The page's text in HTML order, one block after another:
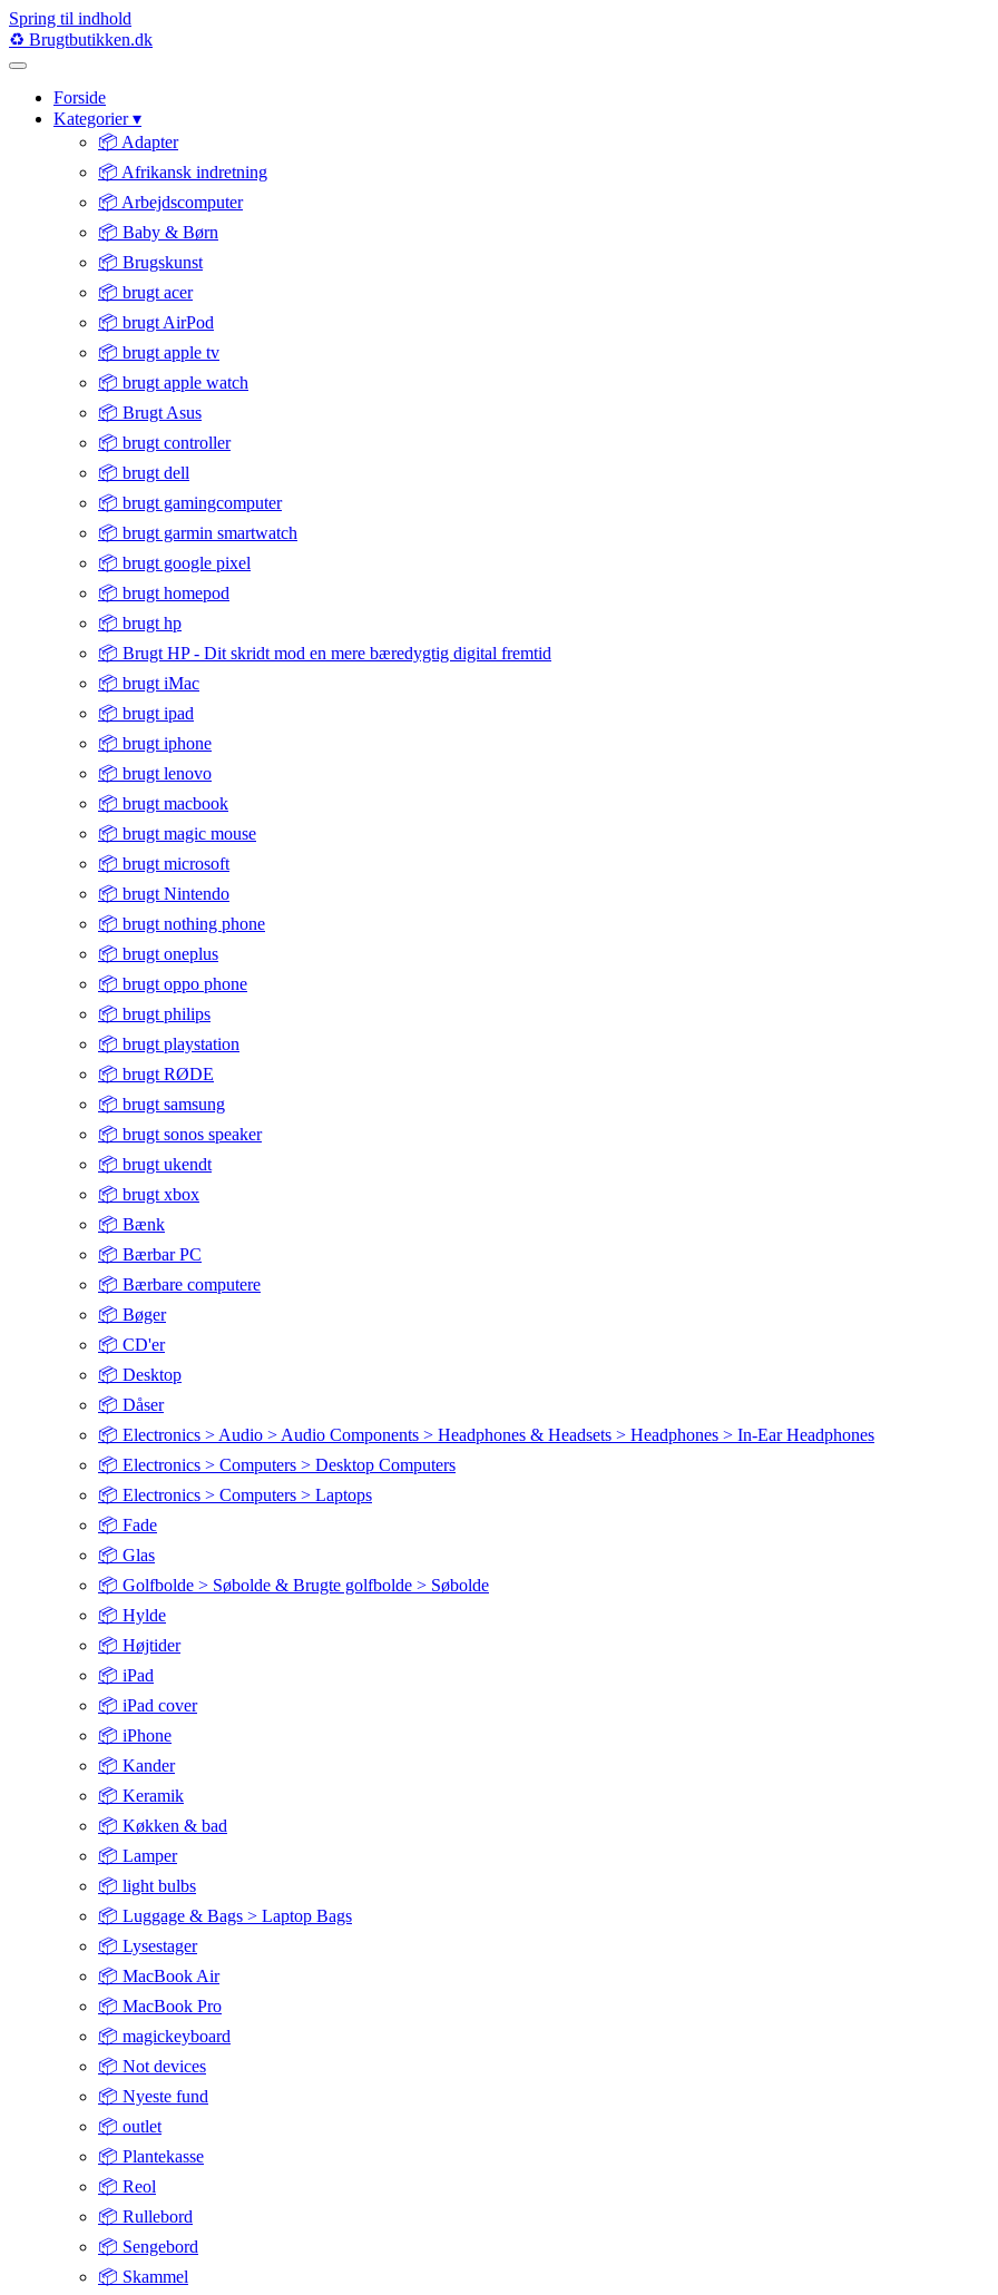
Spring til indhold
♻️ Brugtbutikken.dk
Forside
Kategorier▾
📦 Adapter
📦 Afrikansk indretning
📦 Arbejdscomputer
📦 Baby & Børn
📦 Brugskunst
📦 brugt acer
📦 brugt AirPod
📦 brugt apple tv
📦 brugt apple watch
📦 Brugt Asus
📦 brugt controller
📦 brugt dell
📦 brugt gamingcomputer
📦 brugt garmin smartwatch
📦 brugt google pixel
📦 brugt homepod
📦 brugt hp
📦 Brugt HP - Dit skridt mod en mere bæredygtig digital fremtid
📦 brugt iMac
📦 brugt ipad
📦 brugt iphone
📦 brugt lenovo
📦 brugt macbook
📦 brugt magic mouse
📦 brugt microsoft
📦 brugt Nintendo
📦 brugt nothing phone
📦 brugt oneplus
📦 brugt oppo phone
📦 brugt philips
📦 brugt playstation
📦 brugt RØDE
📦 brugt samsung
📦 brugt sonos speaker
📦 brugt ukendt
📦 brugt xbox
📦 Bænk
📦 Bærbar PC
📦 Bærbare computere
📦 Bøger
📦 CD'er
📦 Desktop
📦 Dåser
📦 Electronics > Audio > Audio Components > Headphones & Headsets > Headphones > In-Ear Headphones
📦 Electronics > Computers > Desktop Computers
📦 Electronics > Computers > Laptops
📦 Fade
📦 Glas
📦 Golfbolde > Søbolde & Brugte golfbolde > Søbolde
📦 Hylde
📦 Højtider
📦 iPad
📦 iPad cover
📦 iPhone
📦 Kander
📦 Keramik
📦 Køkken & bad
📦 Lamper
📦 light bulbs
📦 Luggage & Bags > Laptop Bags
📦 Lysestager
📦 MacBook Air
📦 MacBook Pro
📦 magickeyboard
📦 Not devices
📦 Nyeste fund
📦 outlet
📦 Plantekasse
📦 Reol
📦 Rullebord
📦 Sengebord
📦 Skammel